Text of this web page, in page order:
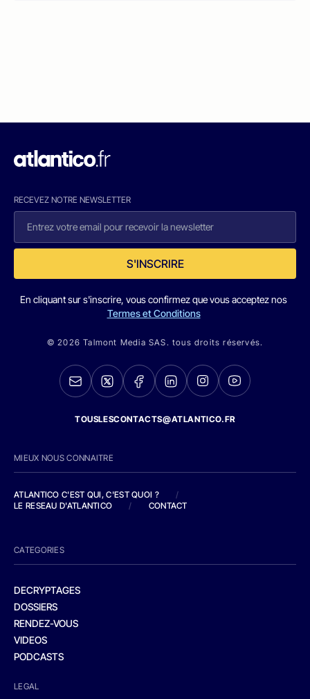
RECEVEZ NOTRE NEWSLETTER
S'INSCRIRE
En cliquant sur s'inscrire, vous confirmez que vous acceptez nos
Termes et Conditions
© 2026 Talmont Media SAS. tous droits réservés.
TOUSLESCONTACTS@ATLANTICO.FR
MIEUX NOUS CONNAITRE
ATLANTICO C'EST QUI, C'EST QUOI ?
/
LE RESEAU D'ATLANTICO
/ CONTACT
CATEGORIES
DECRYPTAGES
DOSSIERS
RENDEZ-VOUS
VIDEOS
PODCASTS
LEGAL